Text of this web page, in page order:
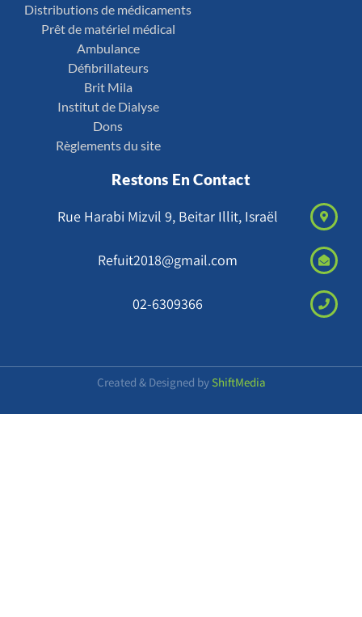
Distributions de médicaments
Prêt de matériel médical
Ambulance
Défibrillateurs
Brit Mila
Institut de Dialyse
Dons
Règlements du site
Restons En Contact
Rue Harabi Mizvil 9, Beitar Illit, Israël
Refuit2018@gmail.com
02-6309366
Created & Designed by ShiftMedia